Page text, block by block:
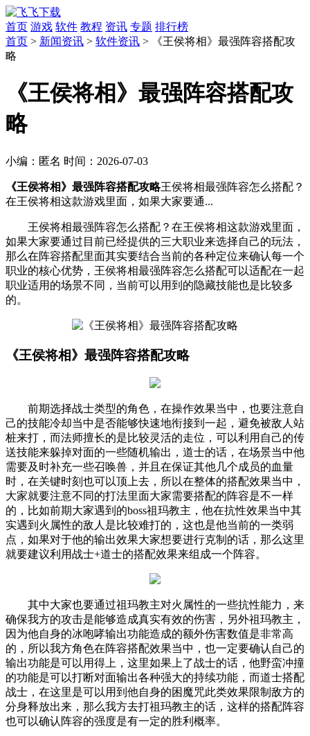
首页 游戏 软件 教程 资讯 专题 排行榜
首页 > 新闻资讯 > 软件资讯 > 《王侯将相》最强阵容搭配攻
略
《王侯将相》最强阵容搭配攻
略
小编： 匿名 时间： 2026-07-03
《王侯将相》最强阵容搭配攻略王侯将相最强阵容怎么搭配？
在王侯将相这款游戏里面，如果大家要通...
王侯将相最强阵容怎么搭配？在王侯将相这款游戏里面，
如果大家要通过目前已经提供的三大职业来选择自己的玩法，
那么在阵容搭配里面其实要结合当前的各种定位来确认每一个
职业的核心优势，王侯将相最强阵容怎么搭配可以适配在一起
职业适用的场景不同，当前可以用到的隐藏技能也是比较多
的。
《王侯将相》最强阵容搭配攻略
前期选择战士类型的角色，在操作效果当中，也要注意自
己的技能冷却当中是否能够快速地衔接到一起，避免被敌人站
桩来打，而法师擅长的是比较灵活的走位，可以利用自己的传
送技能来躲掉对面的一些随机输出，道士的话，在场景当中他
需要及时补充一些召唤兽，并且在保证其他几个成员的血量
时，在关键时刻也可以顶上去，所以在整体的搭配效果当中，
大家就要注意不同的打法里面大家需要搭配的阵容是不一样
的，比如前期大家遇到的boss祖玛教主，他在抗性效果当中其
实遇到火属性的敌人是比较难打的，这也是他当前的一类弱
点，如果对于他的输出效果大家想要进行克制的话，那么这里
就要建议利用战士+道士的搭配效果来组成一个阵容。
其中大家也要通过祖玛教主对火属性的一些抗性能力，来
确保我方的攻击是能够造成真实有效的伤害，另外祖玛教主，
因为他自身的冰咆哮输出功能造成的额外伤害数值是非常高
的，所以我方角色在阵容搭配效果当中，也一定要确认自己的
输出功能是可以用得上，这里如果上了战士的话，他野蛮冲撞
的功能是可以打断对面输出各种强大的持续功能，而道士搭配
战士，在这里是可以用到他自身的困魔咒此类效果限制敌方的
分身释放出来，那么我方去打祖玛教主的话，这样的搭配阵容
也可以确认阵容的强度是有一定的胜利概率。